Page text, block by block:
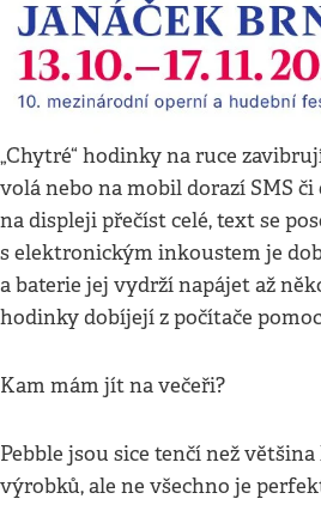
„Chytré“ hodinky na ruce
volá nebo na mobil dorazí SMS či
na displeji přečíst celé, text se
s elektronickým inkoustem je
a baterie jej vydrží napájet až
hodinky dobíjejí z počítače
Kam mám jít na večeři?
Pebble jsou sice tenčí než
výrobků, ale ne všechno je